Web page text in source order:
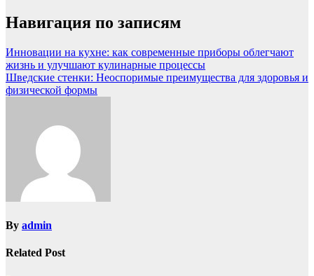
Навигация по записям
Инновации на кухне: как современные приборы облегчают
жизнь и улучшают кулинарные процессы
Шведские стенки: Неоспоримые преимущества для здоровья и
физической формы
By admin
Related Post